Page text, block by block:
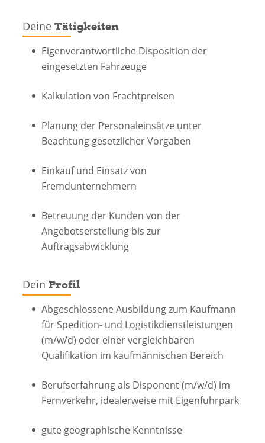
DeineTätigkeiten
Eigenverantwortliche Disposition der
eingesetzten Fahrzeuge
Kalkulation von Frachtpreisen
Planung der Personaleinsätze unter
Beachtung gesetzlicher Vorgaben
Einkauf und Einsatz von
Fremdunternehmern
Betreuung der Kunden von der
Angebotserstellung bis zur
Auftragsabwicklung
Dein Profil
Abgeschlossene Ausbildung zum Kaufmann
für Spedition- und Logistikdienstleistungen
(m/w/d) oder einer vergleichbaren
Qualifikation im kaufmännischen Bereich
Berufserfahrung als Disponent (m/w/d) im
Fernverkehr, idealerweise mit Eigenfuhrpark
gute geographische Kenntnisse